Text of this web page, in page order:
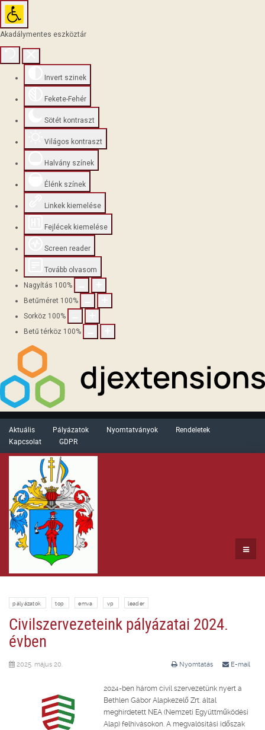
Akadálymentes eszköztár
Invert szinek
Fekete-Fehér
Sötét kontraszt
Világos kontraszt
Halvány színek
Élénk színek
Linkek kiemelése
Fejlécek kiemelése
Screen reader
Tovább olvasom
Nagyítás 100%
Betűméret 100%
Sorköz 100%
Betű térköz 100%
Aktuális Pályázatok Nyomtatványok
Rendeletek
Kapcsolat
GDPR
pályázatok top emva vp leader
Civilszervezeteink pályázatai 2024.
évben
Nyomtatás E-mail
2025. május 20.
2024-ben három civil szervezetünk nyert a
Bethlen Gábor Alapkezelő Zrt. által
meghirdetett NEA (Nemzeti Együttműködési
Alap) felhívásokon. A megvalósítási időszak